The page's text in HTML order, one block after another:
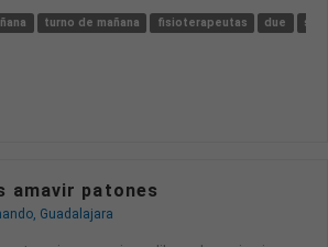
turno de mañana fisioterapeutas due
amavir patones
Guadalajara